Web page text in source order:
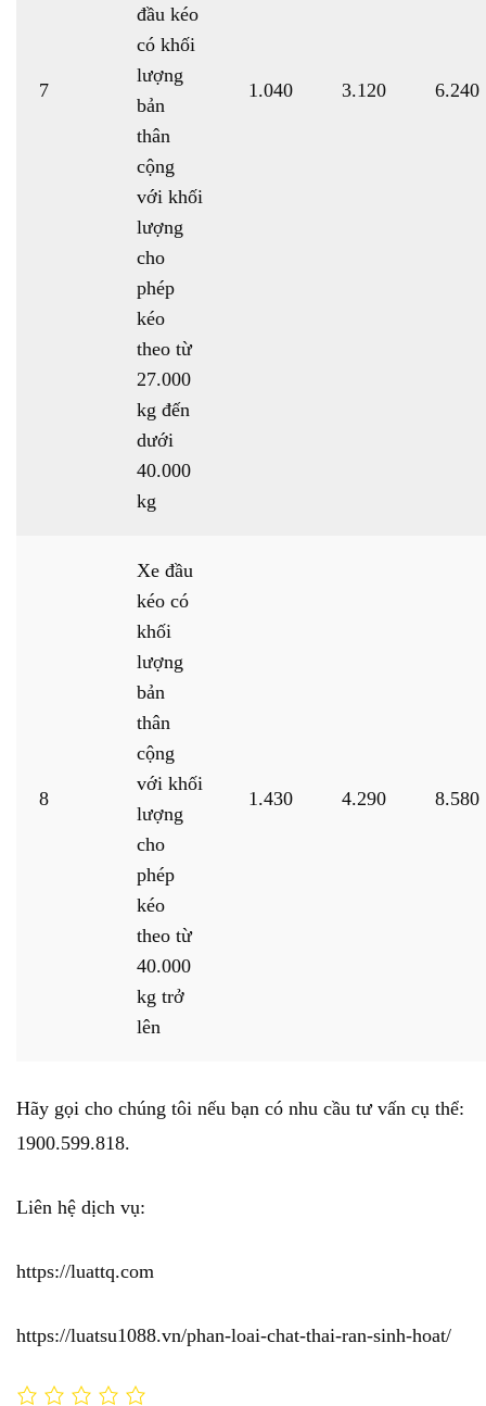
7
đầu kéo
có khối
lượng
bản
thân
cộng
với khối
lượng
cho
phép
kéo
theo từ
27.000
kg đến
dưới
40.000
kg
1.040 3.120 6.240
8
Xe đầu
kéo có
khối
lượng
bản
thân
cộng
với khối
lượng
cho
phép
kéo
theo từ
40.000
kg trở
lên
1.430 4.290 8.580
Hãy gọi cho chúng tôi nếu bạn có nhu cầu tư vấn cụ thể:
1900.599.818.
Liên hệ dịch vụ:
https://luattq.com
https://luatsu1088.vn/phan-loai-chat-thai-ran-sinh-hoat/